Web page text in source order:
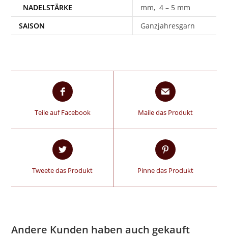
mm, 4 – 5 mm
SAISON
Ganzjahresgarn
Teile auf Facebook Maile das Produkt
Tweete das Produkt Pinne das Produkt
Andere Kunden haben auch gekauft